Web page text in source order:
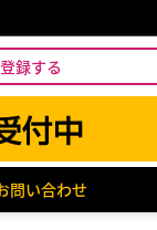
録する
問い合わせ